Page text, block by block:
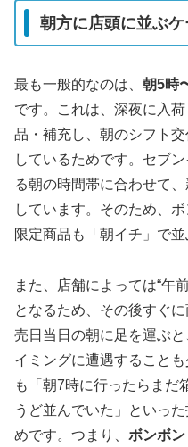
朝方に店頭に並ぶ
最も一般的なのは、 朝5時
です。これは、深夜に入
品・補充し、朝のシフト
しているためです。セブ
る朝の時間帯に合わせて
しています。そのため、
限定商品も「朝イチ」で
また、店舗によっては“午
となるため、その後すぐ
売日当日の朝に足を運ぶ
イミングに遭遇すること
も「朝7時に行ったらまだ
うど並んでいた」といっ
めです。つまり、 ボンボ